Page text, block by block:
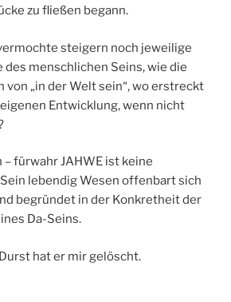
zu fließen begann.
steigern noch jeweilige
des menschlichen Seins, wie die
von „in der Welt sein“, wo erstreckt
Entwicklung, wenn nicht
– fürwahr JAHWE ist keine
lebendig Wesen offenbart sich
begründet in der Konkretheit der
Da-Seins.
hat er mir gelöscht.